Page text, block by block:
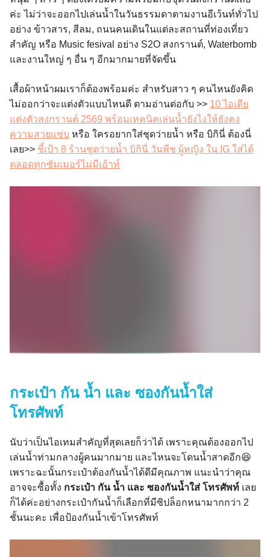
ค่ะ ไม่ว่าจะออกไปเล่นน้ำในวันธรรมดาตามงานอีเว้นท์ทั่วไป
อย่าง ข้าวสาร, สีลม, ถนนคนเดินในแต่ละสถานที่ท่องเที่ยว
สำคัญ หรือ Music fesival อย่าง S2O สงกรานต์, Waterbomb
และงานใหญ่ ๆ อื่น ๆ อีกมากมายที่จัดขึ้น
เสื้อผ้าหน้าผมเราก็ต้องพร้อมค่ะ สำหรับสาว ๆ คนไหนยังคิด
ไม่ออกว่าจะแต่งตัวแบบไหนดี ตามอ่านต่อกับ >> 10 ไอเดีย
แต่งตัวสงกรานต์ 2569 พร้อมเทคนิคเล่นน้ำยังไงให้ยังคง
ความสวยแซ่บ หรือ ใครอยากใส่ชุดว่ายน้ำ หรือ บิกินี่ ต้องนี่
เลย>> ชี้เป้า 8 ร้านชุดว่ายน้ำ บิกินี่ วันพีช ผู้หญิง ใน IG ใส่ได้
ตลอดทุกซัมเมอร์ไม่มีเอ้าท์
กระเป๋า กัน น้ำ และ ซองกันน้ำใส่
โทรศัพท์
นับว่าเป็นไอเทมสำคัญที่สุดเลยก็ว่าได้ เพราะคุณต้องออกไป
เล่นน้ำท่ามกลางผู้คนมากมาย และไหนจะโดนน้ำสาดอีก😆
เพราะฉะนั้นกระเป๋าต้องกันน้ำได้ดีมีคุณภาพ แนะนำว่าคุณ
อาจจะซื้อทั้ง กระเป๋า กัน น้ำ และ ซองกันน้ำใส่ โทรศัพท์ เลย
ก็ได้ค่ะอย่างกระเป๋ากันน้ำก็เลือกที่มีซิปล็อกหนามากกว่า 2
ชั้นนะคะ เพื่อป้องกันน้ำเข้าโทรศัพท์